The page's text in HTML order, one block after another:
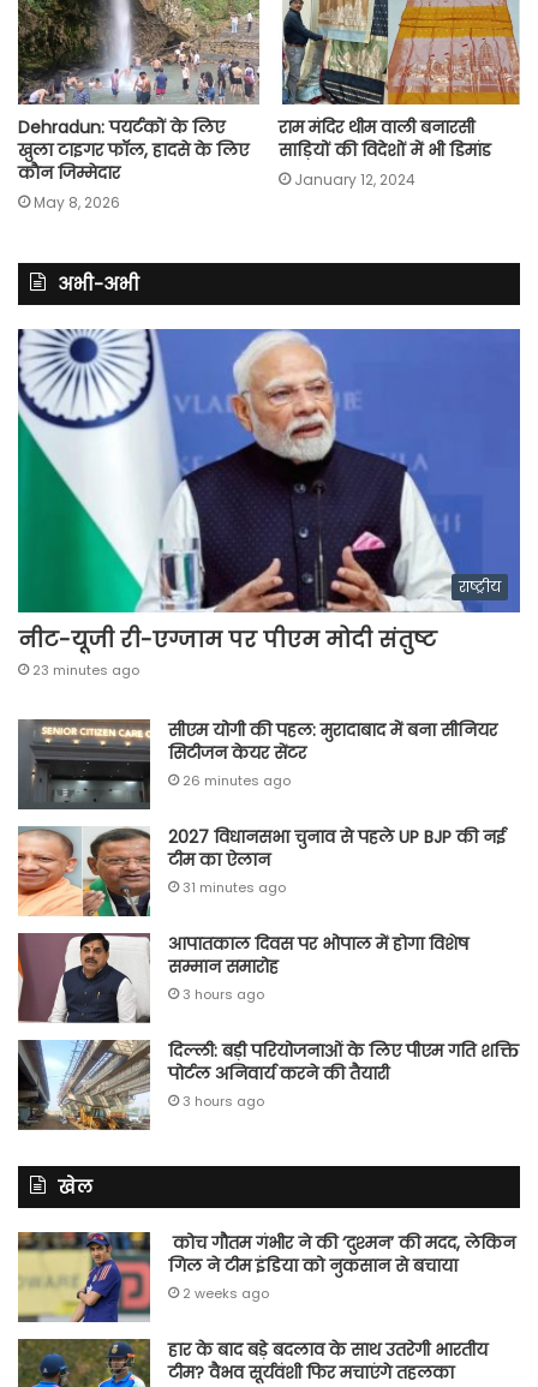
Dehradun: पयर्टकों के लिए
खुला टाइगर फाॅल, हादसे के लिए
काैन जिम्मेदार
May 8, 2026
राम मंदिर थीम वाली बनारसी
साड़ियों की विदेशों में भी डिमांड
January 12, 2024
अभी-अभी
राष्ट्रीय
नीट-यूजी री-एग्जाम पर पीएम मोदी संतुष्ट
23 minutes ago
सीएम योगी की पहल: मुरादाबाद में बना सीनियर
सिटीजन केयर सेंटर
26 minutes ago
2027 विधानसभा चुनाव से पहले UP BJP की नई
टीम का ऐलान
31 minutes ago
आपातकाल दिवस पर भोपाल में होगा विशेष
सम्मान समारोह
3 hours ago
दिल्ली: बड़ी परियोजनाओं के लिए पीएम गति शक्ति
पोर्टल अनिवार्य करने की तैयारी
3 hours ago
खेल
कोच गौतम गंभीर ने की ‘दुश्मन’ की मदद, लेकिन
गिल ने टीम इंडिया को नुकसान से बचाया
2 weeks ago
हार के बाद बड़े बदलाव के साथ उतरेगी भारतीय
टीम? वैभव सूर्यवंशी फिर मचाएंगे तहलका